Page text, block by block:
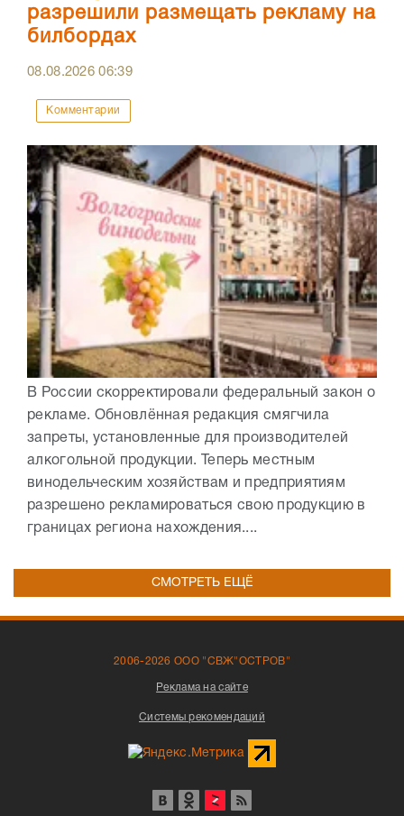
разрешили размещать рекламу на
билбордах
08.08.202606:39
Комментарии
В России скорректировали федеральный закон о
рекламе. Обновлённая редакция смягчила
запреты, установленные для производителей
алкогольной продукции. Теперь местным
винодельческим хозяйствам и предприятиям
разрешено рекламироваться свою продукцию в
границах региона нахождения....
СМОТРЕТЬ ЕЩЁ
2006-2026 ООО "СВЖ"ОСТРОВ"
Реклама на сайте
Системы рекомендаций